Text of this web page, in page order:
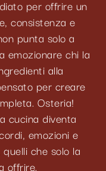
per offrire un
consistenza e
punta solo a
emozionare chi la
alla
per creare
Osteria!
cucina diventa
emozioni e
che solo la
offrire.